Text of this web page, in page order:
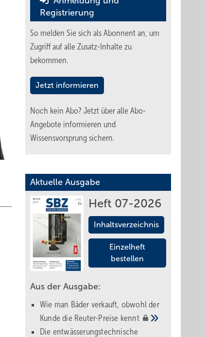
Registrierung
So melden Sie sich als Abonnent an, um
Zugriff auf alle Zusatz-Inhalte zu
bekommen.
Jetzt informieren
Noch kein Abo? Jetzt über alle Abo-
Angebote informieren und
Wissensvorsprung sichern.
Aktuelle Ausgabe
Heft 07-2026
Inhaltsverzeichnis
Einzelheft
bestellen
Aus der Ausgabe:
Wie man Bäder verkauft, obwohl der
Kunde die Reuter-Preise kennt
Die entwässerungstechnische